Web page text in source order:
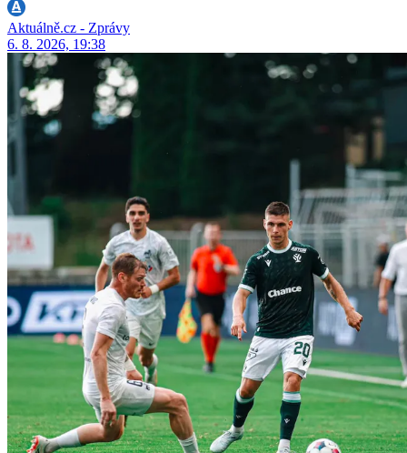
Aktuálně.cz - Zprávy
6. 8. 2026, 19:38